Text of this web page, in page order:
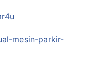
mesin-parkir-